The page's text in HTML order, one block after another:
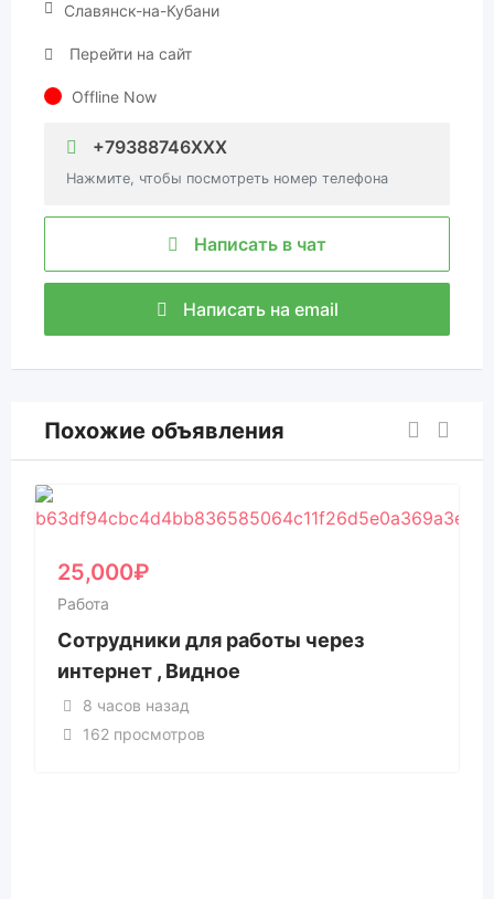
Славянск-на-Кубани
Перейти на сайт
Offline Now
+79388746XXX
Нажмите, чтобы посмотреть номер телефона
Написать в чат
Написать на email
Похожие объявления
25,000₽
Работа
Сотрудники для работы через
интернет , Видное
8 часов назад
162 просмотров